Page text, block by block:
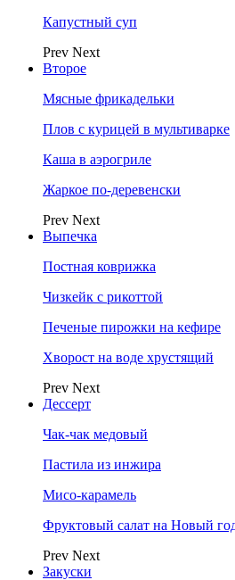
Капустный суп
Prev Next
Второе
Мясные фрикадельки
Плов с курицей в мультиварке
Каша в аэрогриле
Жаркое по-деревенски
Prev Next
Выпечка
Постная коврижка
Чизкейк с рикоттой
Печеные пирожки на кефире
Хворост на воде хрустящий
Prev Next
Дессерт
Чак-чак медовый
Пастила из инжира
Мисо-карамель
Фруктовый салат на Новый
Prev Next
Закуски